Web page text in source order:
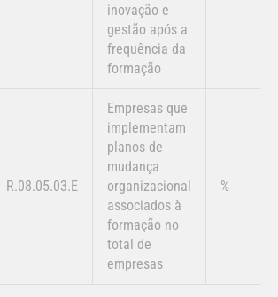
inovação e
gestão após a
frequência da
formação
R.08.05.03.E
Empresas que
implementam
planos de
mudança
organizacional
associados à
formação no
total de
empresas
%